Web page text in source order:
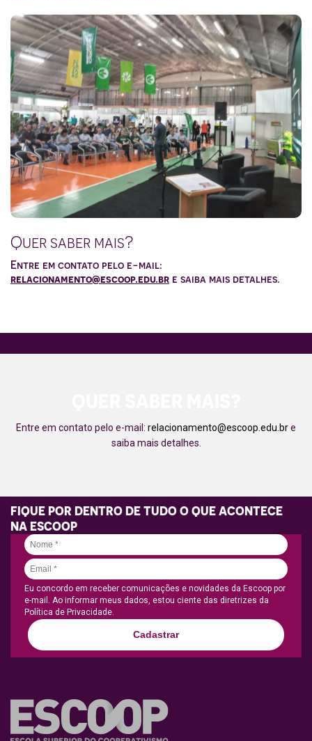
Quer saber mais?
Entre em contato pelo e-mail:
relacionamento@escoop.edu.br e saiba mais detalhes.
Entre em contato pelo e-mail: relacionamento@escoop.edu.bre
saiba mais detalhes.
FIQUE POR DENTRO DE TUDO O QUE ACONTECE
NA ESCOOP
Eu concordo em receber comunicações e novidades da Escoop por
e-mail. Ao informar meus dados, estou ciente das diretrizes da
Política de Privacidade.
Cadastrar